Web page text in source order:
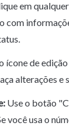
em
com
ícone de
alterações e
Use o botão
você usa o